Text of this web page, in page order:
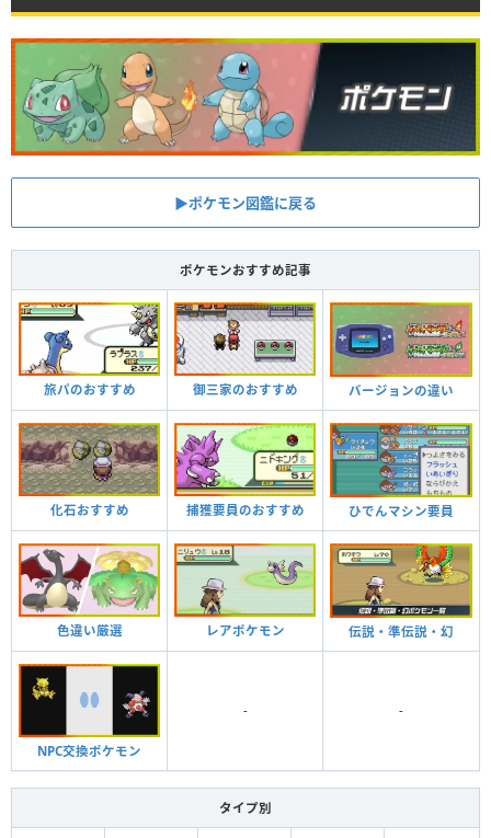
▶︎ポケモン図鑑に戻る
ポケモンおすすめ記事
旅パのおすすめ 御三家のおすすめ バージョンの違い
化石おすすめ 捕獲要員のおすすめ ひでんマシン要員
色違い厳選 レアポケモン 伝説・準伝説・幻
NPC交換ポケモン
- -
タイプ別